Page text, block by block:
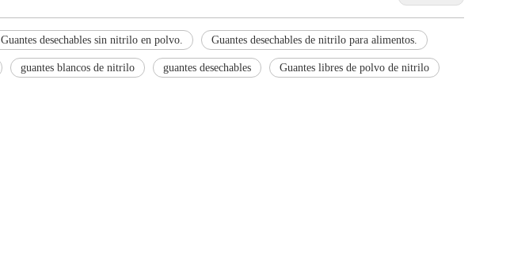
Guantes desechables sin nitrilo en polvo. Guantes desechables de nitrilo para alimentos.
guantes blancos de nitrilo guantes desechables Guantes libres de polvo de nitrilo